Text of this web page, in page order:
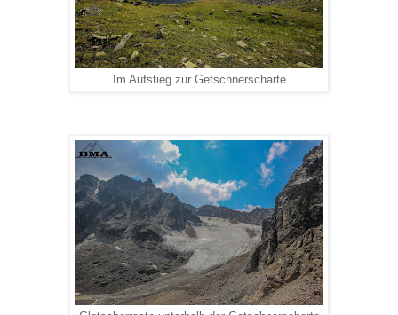
Im Aufstieg zur Getschnerscharte